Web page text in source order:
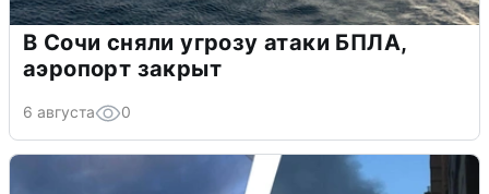
В Сочи сняли угрозу атаки БПЛА,
аэропорт закрыт
6 августа 0